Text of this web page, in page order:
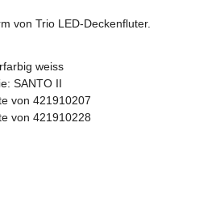
von Trio LED-Deckenfluter.
weiss
SANTO II
von 421910207
von 421910228